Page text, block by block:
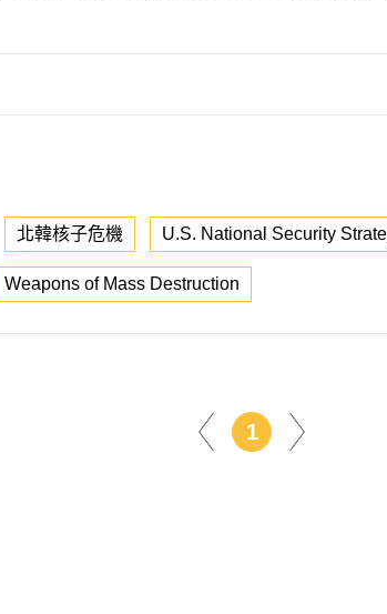
北韓核子危機 U.S. National Security
Weapons of Mass Destruction
1